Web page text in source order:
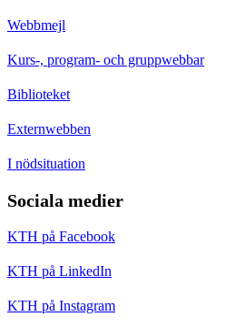
Webbmejl
Kurs-, program- och gruppwebbar
Biblioteket
Externwebben
I nödsituation
Sociala medier
KTH på Facebook
KTH på LinkedIn
KTH på Instagram